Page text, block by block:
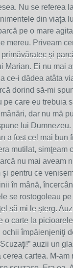
Nu se referea
din viaţa
pe o mare
mereu. Priveam
şi
Marian. Ei nu mai
ce-i dădea atâta
dorind să-mi
pe care eu trebuia
dar nu mă
lui
a fost cel mai bun
mutilat, simţeam
nu mai aveam
şi pentru ce
în mână,
se rostogoleau
să mi le şterg.
o carte la
ochii împăienjeniţi
auzii un
cartea. M-am